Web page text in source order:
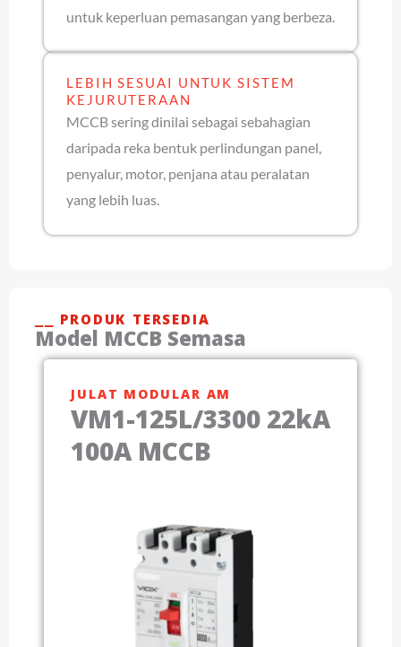
untuk keperluan pemasangan yang berbeza.
LEBIH SESUAI UNTUK SISTEM
KEJURUTERAAN
MCCB sering dinilai sebagai sebahagian
daripada reka bentuk perlindungan panel,
penyalur, motor, penjana atau peralatan
yang lebih luas.
⎯⎯ PRODUK TERSEDIA
Model MCCB Semasa
JULAT MODULAR AM
VM1-125L/3300 22kA
100A MCCB